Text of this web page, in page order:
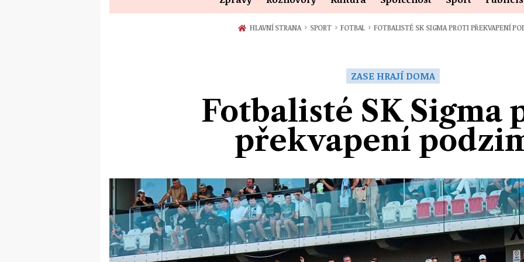
HLAVNÍ STRANA › SPORT › FOTBAL › FOTBALISTÉ SK SIGMA PROTI PŘEKVAPENÍ
ZASE HRAJÍ DOMA
Fotbalisté SK Sigma
překvapení